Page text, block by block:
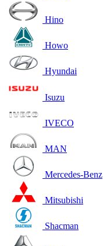
Hino
Howo
Hyundai
Isuzu
IVECO
MAN
Mercedes-Benz
Mitsubishi
Shacman